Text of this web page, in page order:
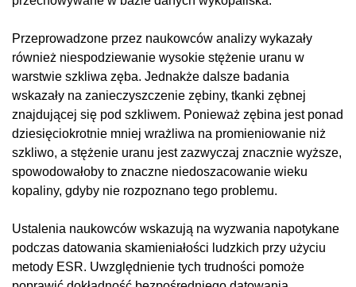
Przeprowadzone przez naukowców analizy wykazały
również niespodziewanie wysokie stężenie uranu w
warstwie szkliwa zęba. Jednakże dalsze badania
wskazały na zanieczyszczenie zębiny, tkanki zębnej
znajdującej się pod szkliwem. Ponieważ zębina jest ponad
dziesięciokrotnie mniej wrażliwa na promieniowanie niż
szkliwo, a stężenie uranu jest zazwyczaj znacznie wyższe,
spowodowałoby to znaczne niedoszacowanie wieku
kopaliny, gdyby nie rozpoznano tego problemu.
Ustalenia naukowców wskazują na wyzwania napotykane
podczas datowania skamieniałości ludzkich przy użyciu
metody ESR. Uwzględnienie tych trudności pomoże